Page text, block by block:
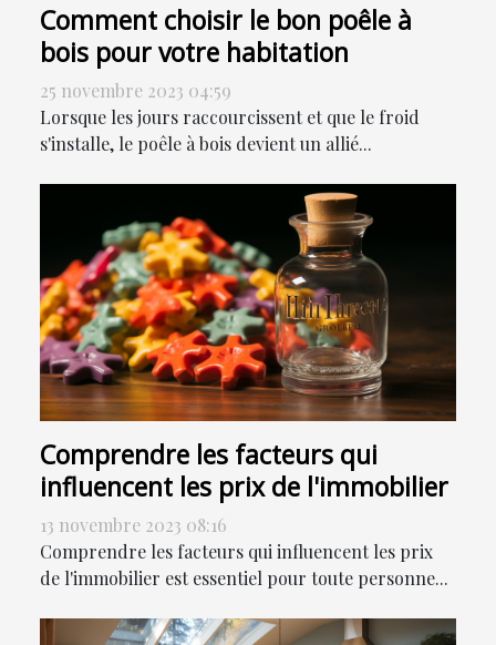
Comment choisir le bon poêle à
bois pour votre habitation
25 novembre 2023 04:59
Lorsque les jours raccourcissent et que le froid
s'installe, le poêle à bois devient un allié...
Comprendre les facteurs qui
influencent les prix de l'immobilier
13 novembre 2023 08:16
Comprendre les facteurs qui influencent les prix
de l'immobilier est essentiel pour toute personne...